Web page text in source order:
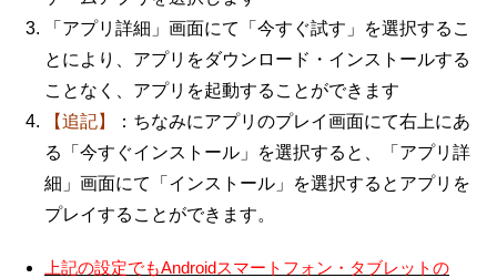
「アプリ詳細」画面にて「今すぐ試す」を選択するこ
とにより、アプリをダウンロード・インストールする
ことなく、アプリを起動することができます
【追記】
：ちなみにアプリのプレイ画面にて右上にあ
る「今すぐインストール」を選択すると、「アプリ詳
細」画面にて「インストール」を選択するとアプリを
プレイすることができます。
上記の設定でもAndroidスマートフォン・タブレットの